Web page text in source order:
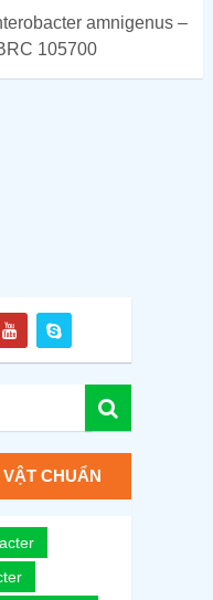
amnigenus –
105700
CHUẨN